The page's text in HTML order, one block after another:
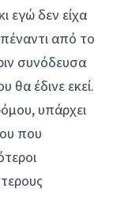
εγώ δεν είχα
από το
συνόδευσα
θα έδινε εκεί.
υπάρχει
που